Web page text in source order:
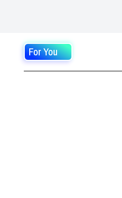
For You